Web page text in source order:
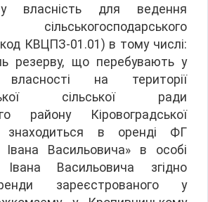
власність для ведення
КВЦПЗ-01.01) в тому числі:
резерву, що перебувають у
власності на території
сільської ради
району Кіровоградської
знаходиться в оренді ФГ
Івана Васильовича» в особі
Івана Васильовича згідно
зареєстрованого у